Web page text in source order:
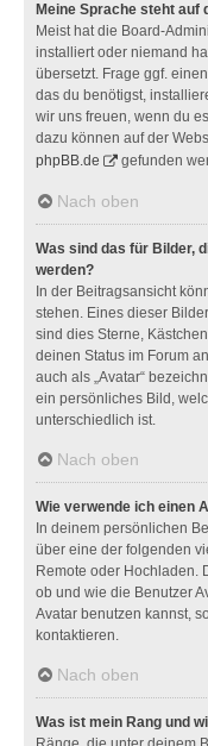
Meine Sprache steht auf
Meist hat die Board-
installiert oder niemand
übersetzt. Frage ggf.
das du benötigst,
wir uns freuen, wenn du
dazu können auf der
phpBB.de
gefunden
Nach oben
Was sind das für Bilder,
werden?
In der Beitragsansicht
stehen. Eines dieser
sind dies Sterne,
deinen Status im Forum
auch als „Avatar“
ein persönliches Bild,
unterschiedlich ist.
Nach oben
Wie verwende ich einen
In deinem persönlichen
über eine der folgenden
Remote oder Hochladen.
ob und wie die Benutzer
Avatar benutzen kannst,
kontaktieren.
Nach oben
Was ist mein Rang und